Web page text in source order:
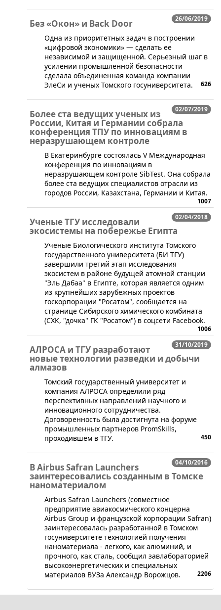
26/06/2019
Без «Окон» и Back Door
​Одна из приоритетных задач в построении
«цифровой экономики» — сделать ее
независимой и защищенной. Серьезный шаг в
усилении промышленной безопасности
сделала объединенная команда компании
ЭлеСи и ученых Томского госуниверситета.
626
02/07/2019
Более ста ведущих ученых из
России, Китая и Германии собрала
конференция ТПУ по инновациям в
неразрушающем контроле
​В Екатеринбурге состоялась V Международная
конференция по инновациям в
неразрушающем контроле SibTest. Она собрала
более ста ведущих специалистов отрасли из
городов России, Казахстана, Германии и Китая.
1007
02/04/2018
Ученые ТГУ исследовали
экосистемы на побережье Египта
​Ученые Биологического института Томского
государственного университета (БИ ТГУ)
завершили третий этап исследования
экосистем в районе будущей атомной станции
"Эль Дабаа" в Египте, которая является одним
из крупнейших зарубежных проектов
госкорпорации "Росатом", сообщается на
странице Сибирского химического комбината
(СХК, "дочка" ГК "Росатом") в соцсети Facebook.
1006
31/10/2019
АЛРОСА и ТГУ разработают
новые технологии разведки и добычи
алмазов
​​Томский государственный университет и
компания АЛРОСА определили ряд
перспективных направлений научного и
инновационного сотрудничества.
Договоренность была достигнута на форуме
промышленных партнеров PromSkills,
проходившем в ТГУ.
450
04/10/2016
В Airbus Safran Launchers
заинтересовались созданным в Томске
наноматериалом
​Airbus Safran Launchers (совместное
предприятие авиакосмического концерна
Airbus Group и французской корпорации Safran)
заинтересовалась разработанной в Томском
госуниверситете технологией получения
наноматериала - легкого, как алюминий, и
прочного, как сталь, сообщил завлабораторией
высокоэнергетических и специальных
материалов ВУЗа Александр Ворожцов.
2206